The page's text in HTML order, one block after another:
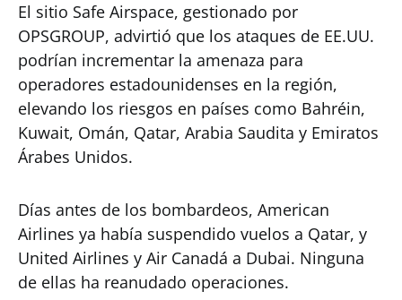
El sitio Safe Airspace, gestionado por
OPSGROUP, advirtió que los ataques de EE.UU.
podrían incrementar la amenaza para
operadores estadounidenses en la región,
elevando los riesgos en países como Bahréin,
Kuwait, Omán, Qatar, Arabia Saudita y Emiratos
Árabes Unidos.
Días antes de los bombardeos, American
Airlines ya había suspendido vuelos a Qatar, y
United Airlines y Air Canadá a Dubai. Ninguna
de ellas ha reanudado operaciones.